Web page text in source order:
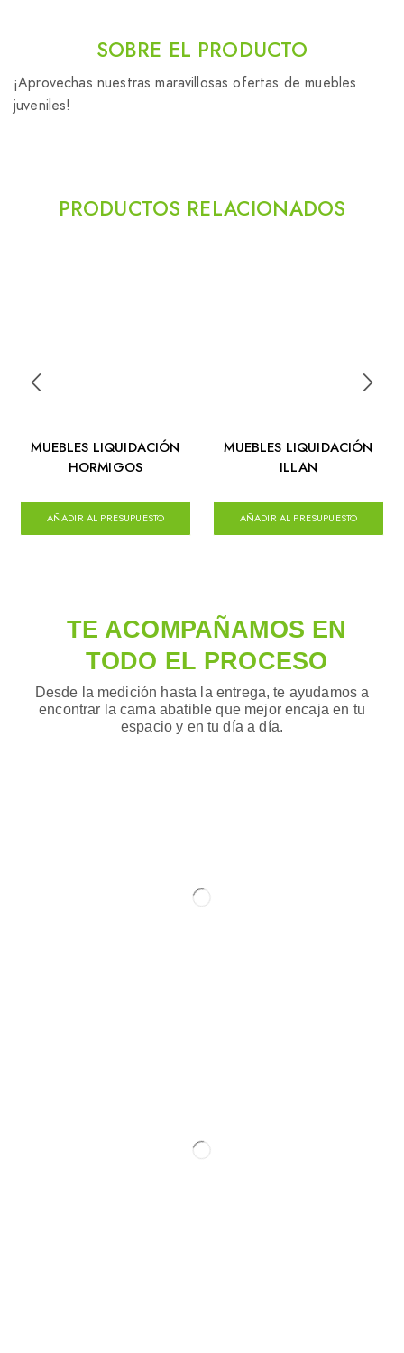
SOBRE EL PRODUCTO
¡Aprovechas nuestras maravillosas ofertas de muebles
juveniles!
PRODUCTOS RELACIONADOS
MUEBLES LIQUIDACIÓN
HORMIGOS
AÑADIR AL PRESUPUESTO
MUEBLES LIQUIDACIÓN
ILLAN
AÑADIR AL PRESUPUESTO
TE ACOMPAÑAMOS EN
TODO EL PROCESO
Desde la medición hasta la entrega, te ayudamos a
encontrar la cama abatible que mejor encaja en tu
espacio y en tu día a día.